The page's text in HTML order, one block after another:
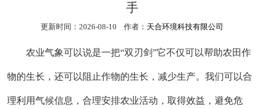
手
更新时间：2026-08-10 作者： 天合环境科技有限公司
农业气象可以说是一把“双刃剑”它不仅可以帮助农田作
物的生长，还可以阻止作物的生长，减少生产。我们可以合
理利用气候信息，合理安排农业活动，取得效益，避免危